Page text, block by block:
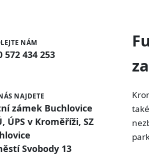
NÁM
572 434 253
NAJDETE
zámek Buchlovice
ÚPS v Kroměříži, SZ
Svobody 13